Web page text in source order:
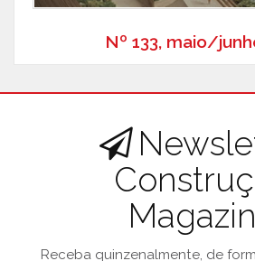
Nº 133, maio/
Receba quinzenalmente, de